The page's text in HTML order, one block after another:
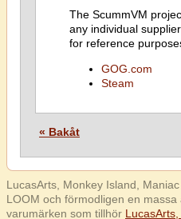
The ScummVM
any individual
for reference
GOG.com
Steam
« Bakåt
LucasArts, Monkey Island,
LOOM och förmodligen en
varumärken som tillhör LucasArts,